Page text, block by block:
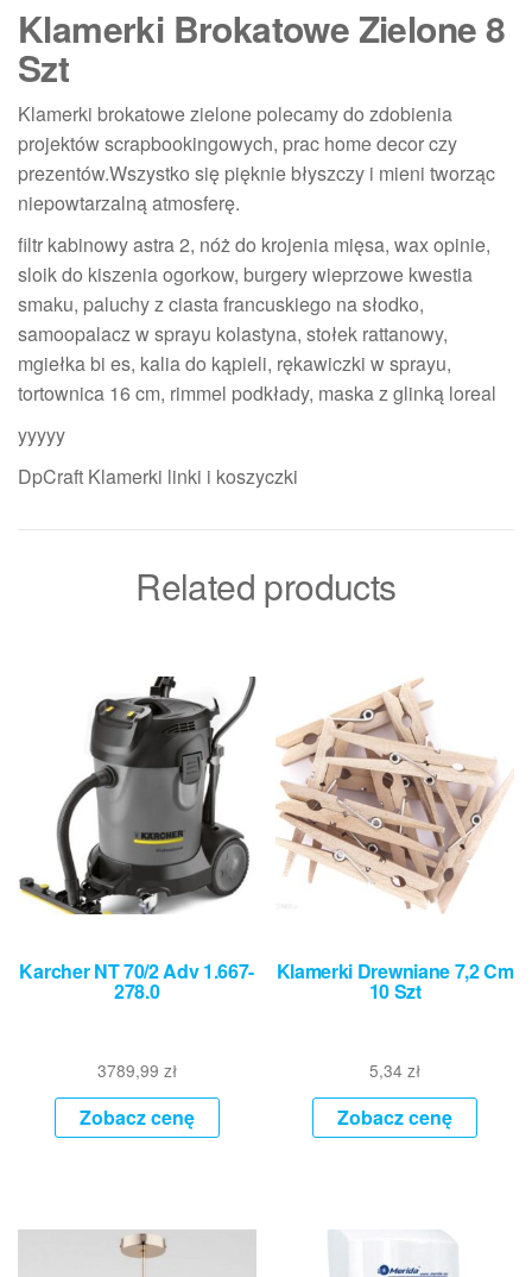
Klamerki Brokatowe Zielone 8
Szt
Klamerki brokatowe zielone polecamy do zdobienia
projektów scrapbookingowych, prac home decor czy
prezentów.Wszystko się pięknie błyszczy i mieni tworząc
niepowtarzalną atmosferę.
filtr kabinowy astra 2, nóż do krojenia mięsa, wax opinie,
sloik do kiszenia ogorkow, burgery wieprzowe kwestia
smaku, paluchy z ciasta francuskiego na słodko,
samoopalacz w sprayu kolastyna, stołek rattanowy,
mgiełka bi es, kalia do kąpieli, rękawiczki w sprayu,
tortownica 16 cm, rimmel podkłady, maska z glinką loreal
yyyyy
DpCraft Klamerki linki i koszyczki
Related products
Karcher NT 70/2 Adv 1.667-
278.0
3789,99 zł
Zobacz cenę
Klamerki Drewniane 7,2 Cm
10 Szt
5,34zł
Zobacz cenę